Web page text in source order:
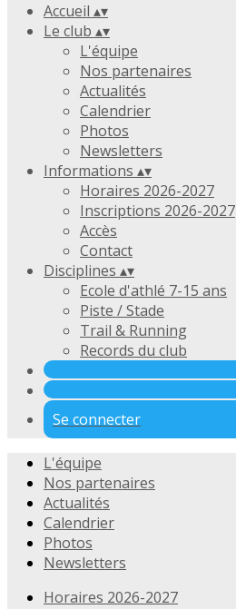
Accueil ▴▾
Le club ▴▾
L'équipe
Nos partenaires
Actualités
Calendrier
Photos
Newsletters
Informations ▴▾
Horaires 2026-2027
Inscriptions 2026-2027
Accès
Contact
Disciplines ▴▾
Ecole d'athlé 7-15 ans
Piste / Stade
Trail & Running
Records du club
Se connecter
L'équipe
Nos partenaires
Actualités
Calendrier
Photos
Newsletters
Horaires 2026-2027